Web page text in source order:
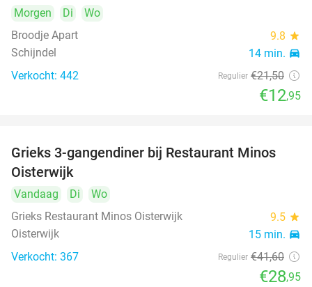
Morgen Di
Wo
Broodje Apart
9.8 star
Schijndel 14 min. directions_car
Verkocht: 442 Regulier €21,50
€12,95
30%
Grieks 3-gangendiner bij Restaurant Minos
Oisterwijk
Vandaag Di
Wo
Grieks Restaurant Minos Oisterwijk
9.5 star
Oisterwijk 15 min. directions_car
Verkocht: 367 Regulier €41,60
€28,95